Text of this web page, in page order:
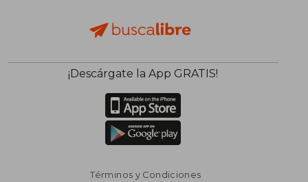
¡Descárgate la App GRATIS!
Términos y Condiciones